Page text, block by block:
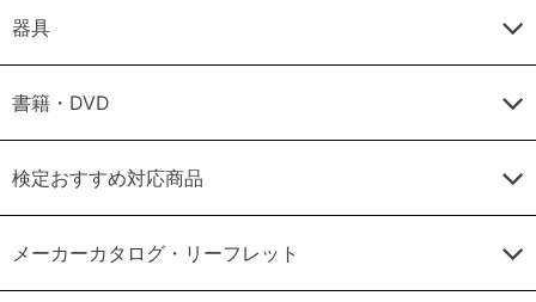
器具
書籍・DVD
検定おすすめ対応商品
メーカーカタログ・リーフレット